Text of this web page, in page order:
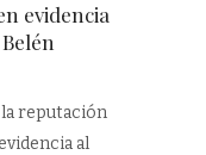
evidencia
reputación
al